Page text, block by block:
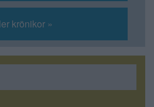
krönikor »